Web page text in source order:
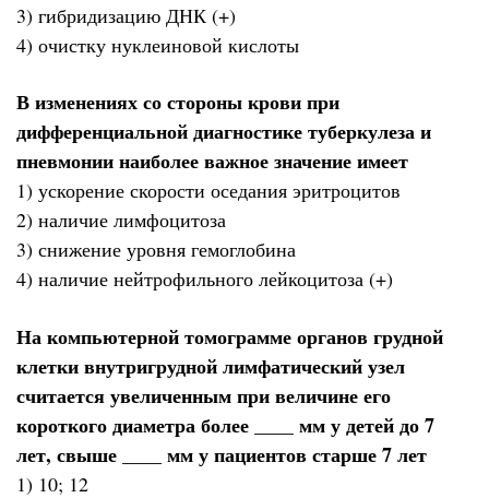
3) гибридизацию ДНК (+)
4) очистку нуклеиновой кислоты
В изменениях со стороны крови при
дифференциальной диагностике туберкулеза и
пневмонии наиболее важное значение имеет
1) ускорение скорости оседания эритроцитов
2) наличие лимфоцитоза
3) снижение уровня гемоглобина
4) наличие нейтрофильного лейкоцитоза (+)
На компьютерной томограмме органов грудной
клетки внутригрудной лимфатический узел
считается увеличенным при величине его
короткого диаметра более ____ мм у детей до 7
лет, свыше ____ мм у пациентов старше 7 лет
1) 10; 12